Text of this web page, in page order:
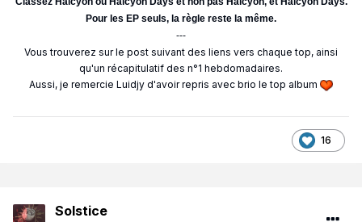
Pour les EP seuls, la règle reste la même.
---
Vous trouverez sur le post suivant des liens vers chaque top, ainsi
qu'un récapitulatif des n°1 hebdomadaires.
Aussi, je remercie Luidjy d'avoir repris avec brio le top album
16
Solstice